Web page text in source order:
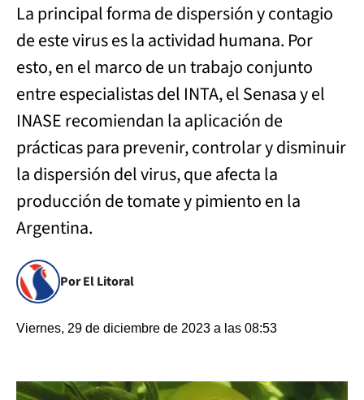
La principal forma de dispersión y contagio
de este virus es la actividad humana. Por
esto, en el marco de un trabajo conjunto
entre especialistas del INTA, el Senasa y el
INASE recomiendan la aplicación de
prácticas para prevenir, controlar y disminuir
la dispersión del virus, que afecta la
producción de tomate y pimiento en la
Argentina.
Por El Litoral
Viernes, 29 de diciembre de 2023 a las 08:53